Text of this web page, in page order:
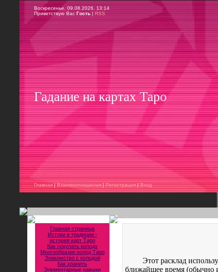
Воскресенье, 09.08.2026, 13:14
Приветствую Вас Гость | RSS
Гадание на картах Таро
Главная|Взаимоотношения|Регистрация|Вход
Главная страница
Истоки и традиции -
история карт Таро
Как покупать колоду
Многообразие колод Таро
Знакомство с колодой
Как хранить
Элементарные навыки
Этот расклад
ближайшее время (обычно